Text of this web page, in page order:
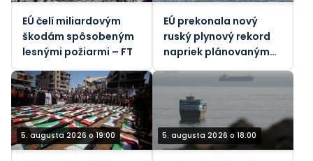
EÚ čelí miliardovým
škodám spôsobeným
lesnými požiarmi – FT
EÚ prekonala nový
ruský plynový rekord
napriek plánovaným
5. augusta 2026 o 19:00 5. augusta 2026 o 18:00